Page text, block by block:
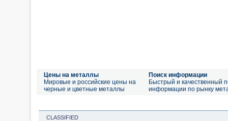
Цены на металлы
Мировые и российские цены на
черные и цветные металлы
Поиск информации
Быстрый и качественный
информации по рынку
CLASSIFIED